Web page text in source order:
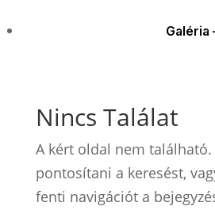
Galéria
Nincs Találat
A kért oldal nem
pontosítani a keresést,
fenti navigációt a